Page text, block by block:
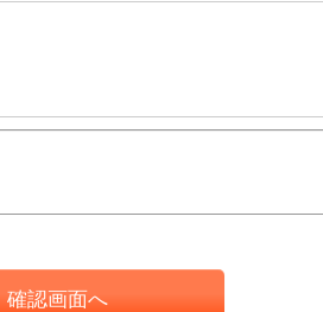
確認画面へ